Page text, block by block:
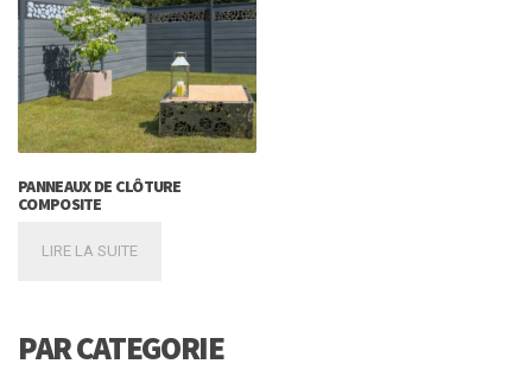
PANNEAUX DE CLÔTURE
COMPOSITE
LIRE LA SUITE
PAR CATEGORIE